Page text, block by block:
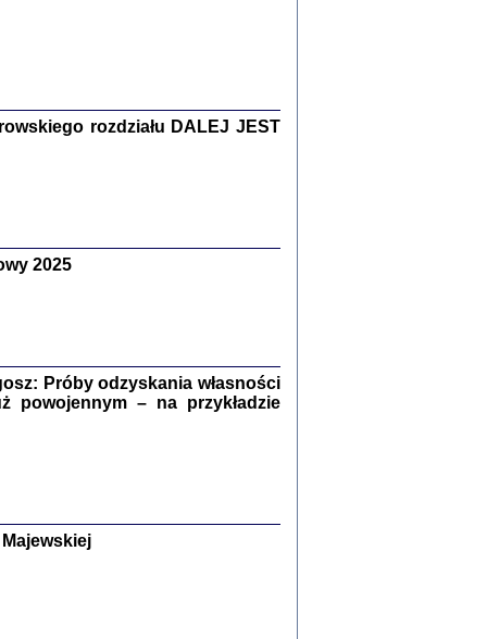
nr 15, R. 2019
Warszawa 2019
Engelking, Jan Grabowski
rozdziału DALEJ JEST
2025
Próby odzyskania własności
powojennym – na przykładzie